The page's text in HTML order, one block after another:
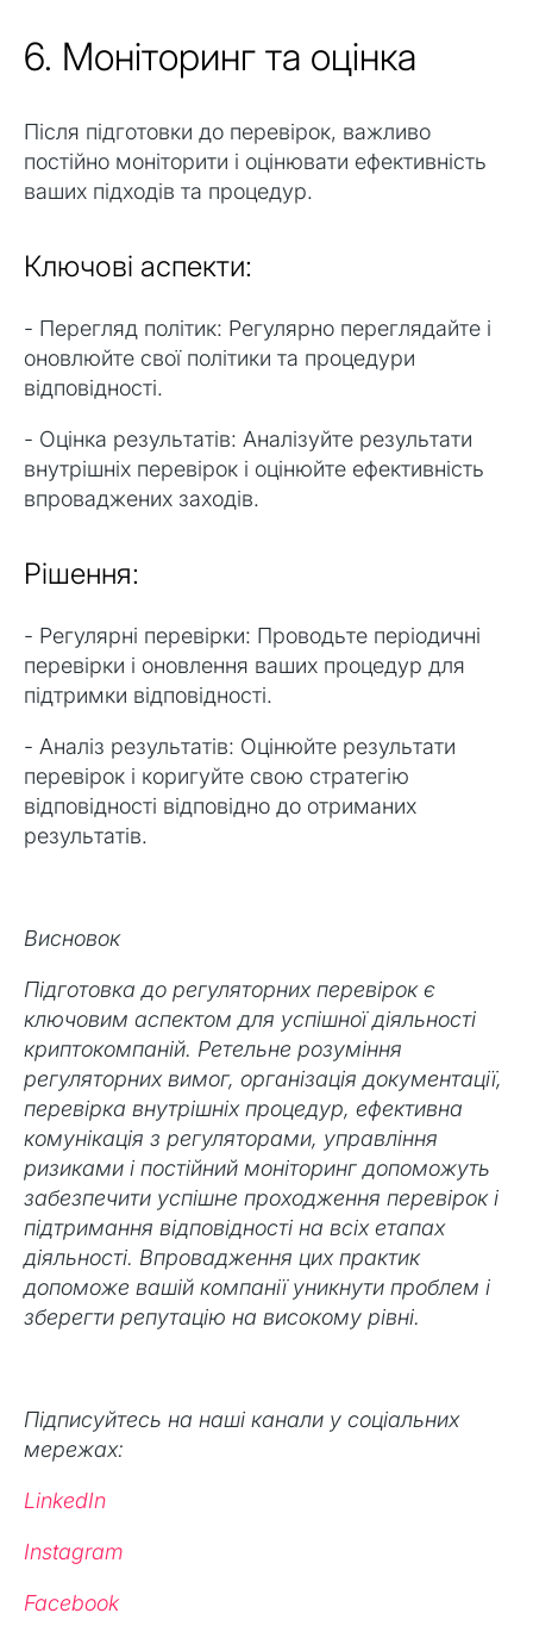
6. Моніторинг та оцінка
Після підготовки до перевірок, важливо
постійно моніторити і оцінювати ефективність
ваших підходів та процедур.
Ключові аспекти:
- Перегляд політик: Регулярно переглядайте і
оновлюйте свої політики та процедури
відповідності.
- Оцінка результатів: Аналізуйте результати
внутрішніх перевірок і оцінюйте ефективність
впроваджених заходів.
Рішення:
- Регулярні перевірки: Проводьте періодичні
перевірки і оновлення ваших процедур для
підтримки відповідності.
- Аналіз результатів: Оцінюйте результати
перевірок і коригуйте свою стратегію
відповідності відповідно до отриманих
результатів.
Висновок
Підготовка до регуляторних перевірок є
ключовим аспектом для успішної діяльності
криптокомпаній. Ретельне розуміння
регуляторних вимог, організація документації,
перевірка внутрішніх процедур, ефективна
комунікація з регуляторами, управління
ризиками і постійний моніторинг допоможуть
забезпечити успішне проходження перевірок і
підтримання відповідності на всіх етапах
діяльності. Впровадження цих практик
допоможе вашій компанії уникнути проблем і
зберегти репутацію на високому рівні.
Підписуйтесь на наші канали у соціальних
мережах:
LinkedIn
Instagram
Facebook